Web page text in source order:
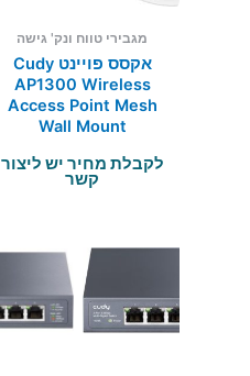
מגבירי טווח ונק' גישה
אקסס פויינט Cudy
AP1300 Wireless
Access Point Mesh
Wall Mount
לקבלת מחיר יש ליצור
קשר